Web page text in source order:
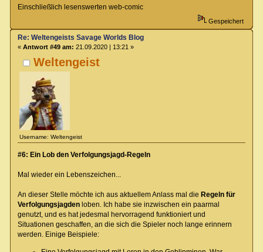
Einschließlich lesenswerten web-comic
Gespeichert
Weltengeist
Username: Weltengeist
Re: Weltengeists Savage Worlds Blog
« Antwort #49 am: 21.09.2020 | 13:21 »
#6: Ein Lob den Verfolgungsjagd-Regeln
Mal wieder ein Lebenszeichen...
An dieser Stelle möchte ich aus aktuellem Anlass mal die Regeln für
Verfolgungsjagdenloben. Ich habe sie inzwischen ein paarmal
genutzt, und es hat jedesmal hervorragend funktioniert und
Situationen geschaffen, an die sich die Spieler noch lange erinnern
werden. Einige Beispiele: